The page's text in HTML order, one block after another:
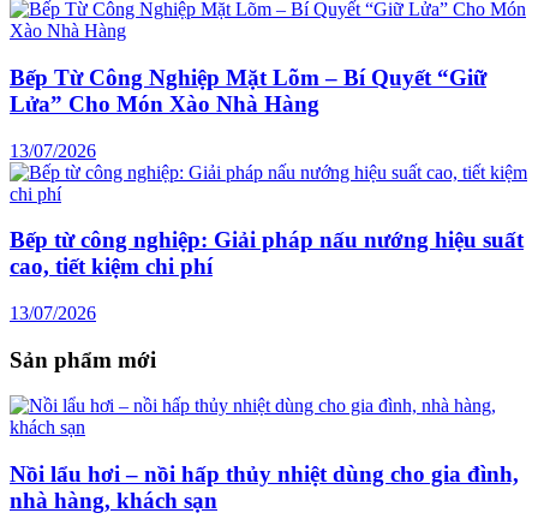
Bếp Từ Công Nghiệp Mặt Lõm – Bí Quyết “Giữ
Lửa” Cho Món Xào Nhà Hàng
13/07/2026
Bếp từ công nghiệp: Giải pháp nấu nướng hiệu suất
cao, tiết kiệm chi phí
13/07/2026
Sản phẩm mới
Nồi lẩu hơi – nồi hấp thủy nhiệt dùng cho gia đình,
nhà hàng, khách sạn